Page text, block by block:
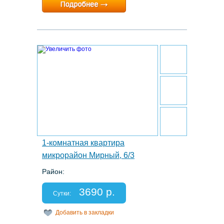
Расчетный час:12:00
1-комнатная квартира
микрорайон Мирный, 6/3
Район:
Спальных мест: 2+2
Отчетные документы: есть
Сутки: 3690 р.
Добавить в закладки